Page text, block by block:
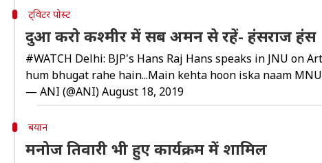
ट्विटर पोस्ट
दुआ करो कश्मीर में सब अमन से रहें- हंसराज हंस
#WATCH Delhi: BJP's Hans Raj Hans speaks in JNU on
hum bhugat rahe hain...Main kehta hoon iska naam
— ANI (@ANI)August 18, 2019
बयान
मनोज तिवारी भी हुए कार्यक्रम में शामिल